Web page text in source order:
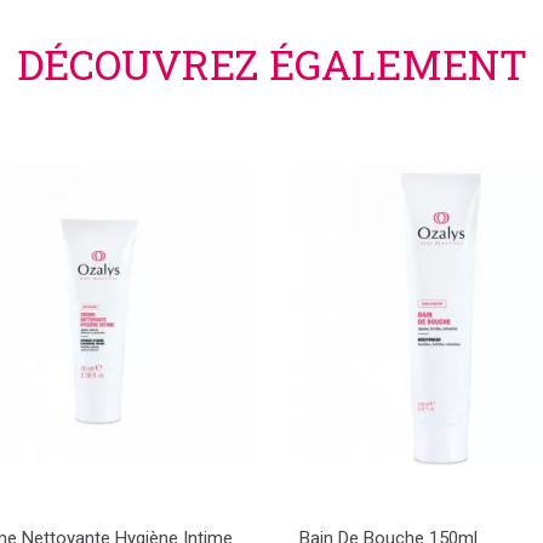
DÉCOUVREZ ÉGALEMENT
Nettoyante Hygiène Intime
Bain De Bouche 150ml